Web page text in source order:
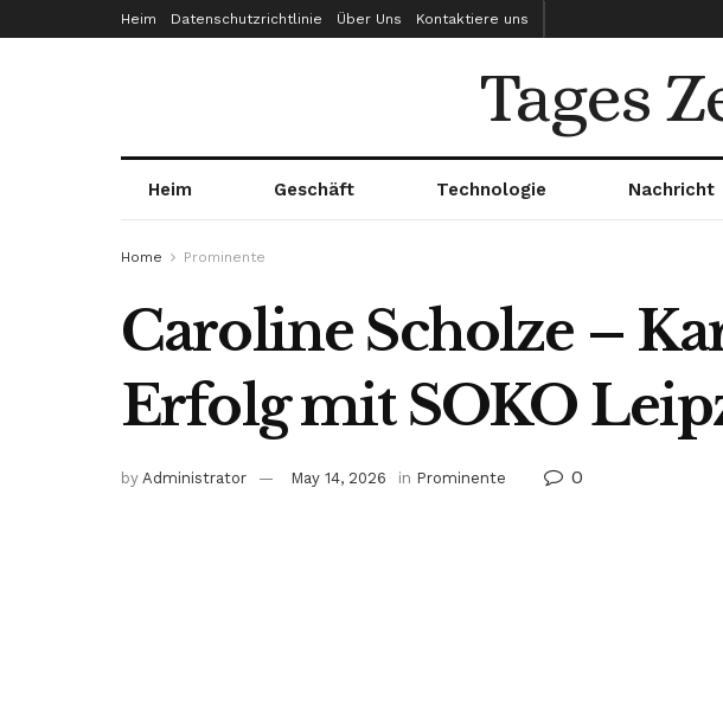
Heim Datenschutzrichtlinie Über Uns Kontaktiere uns
Tages
Heim Geschäft Technologie Nachricht
Home Prominente
Caroline Scholze –
Erfolg mit SOKO
by Administrator May 14, 2026 in Prominente 0